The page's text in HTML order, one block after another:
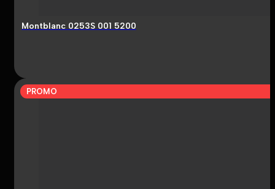
Montblanc 0253S 001 5200
PROMO